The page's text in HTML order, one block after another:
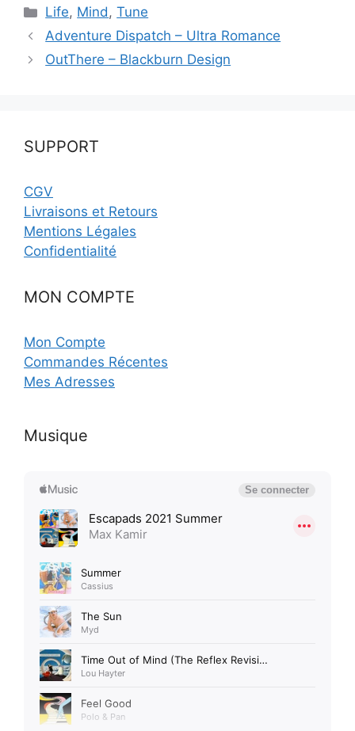
Catégories
Life, Mind,Tune
Adventure Dispatch – Ultra Romance
OutThere – Blackburn Design
SUPPORT
CGV
Livraisons et Retours
Mentions Légales
Confidentialité
MON COMPTE
Mon Compte
Commandes Récentes
Mes Adresses
Musique